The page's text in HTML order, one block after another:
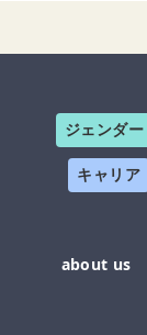
ジェンダー
キャリア
about us